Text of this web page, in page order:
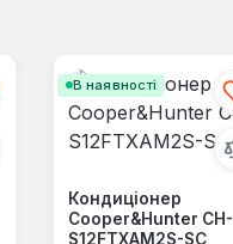
В наявності
Кондиціонер
Cooper&Hunter CH-
S12FTXAM2S-SC